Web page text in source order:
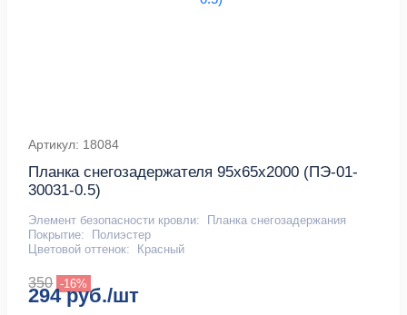
Артикул: 18084
Планка снегозадержателя 95х65х2000 (ПЭ-01-
30031-0.5)
Элемент безопасности кровли:
Планка снегозадержания
Покрытие:
Полиэстер
Цветовой оттенок:
Красный
350 -16%
294 руб./шт